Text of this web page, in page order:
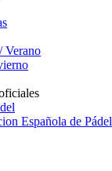
Verano
Española de Pádel